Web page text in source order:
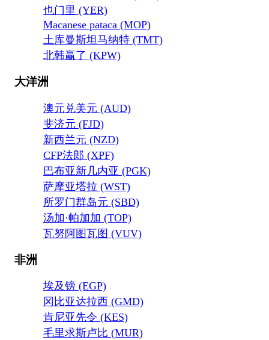
也门里 (YER)
Macanese pataca (MOP)
土库曼斯坦马纳特 (TMT)
北韩赢了 (KPW)
大洋洲
澳元兑美元 (AUD)
斐济元 (FJD)
新西兰元 (NZD)
CFP法郎 (XPF)
巴布亚新几内亚 (PGK)
萨摩亚塔拉 (WST)
所罗门群岛元 (SBD)
汤加·帕加加 (TOP)
瓦努阿图瓦图 (VUV)
非洲
埃及镑 (EGP)
冈比亚达拉西 (GMD)
肯尼亚先令 (KES)
毛里求斯卢比 (MUR)